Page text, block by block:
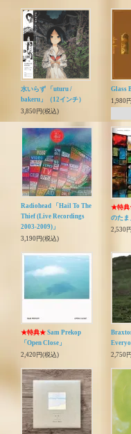
水いらず 「uturu /
bakeru」（12インチ）
3,850円(税込)
Glass
1,980
Radiohead 「Hail To The
Thief (Live Recordings
2003-2009)」
3,190円(税込)
★特
のたま
2,530
★特典★ Sam Prekop
「Open Close」
2,420円(税込)
2,750